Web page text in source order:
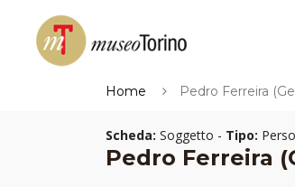
Home Pedro Ferreira
Scheda: Soggetto - Tipo:
Pedro Ferreira